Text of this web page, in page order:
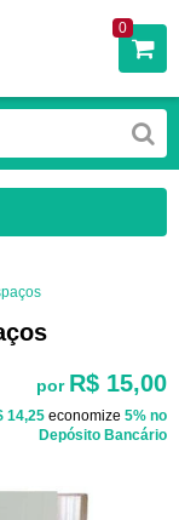
0
por R$ 15,00
14,25 economize 5% no
Depósito Bancário